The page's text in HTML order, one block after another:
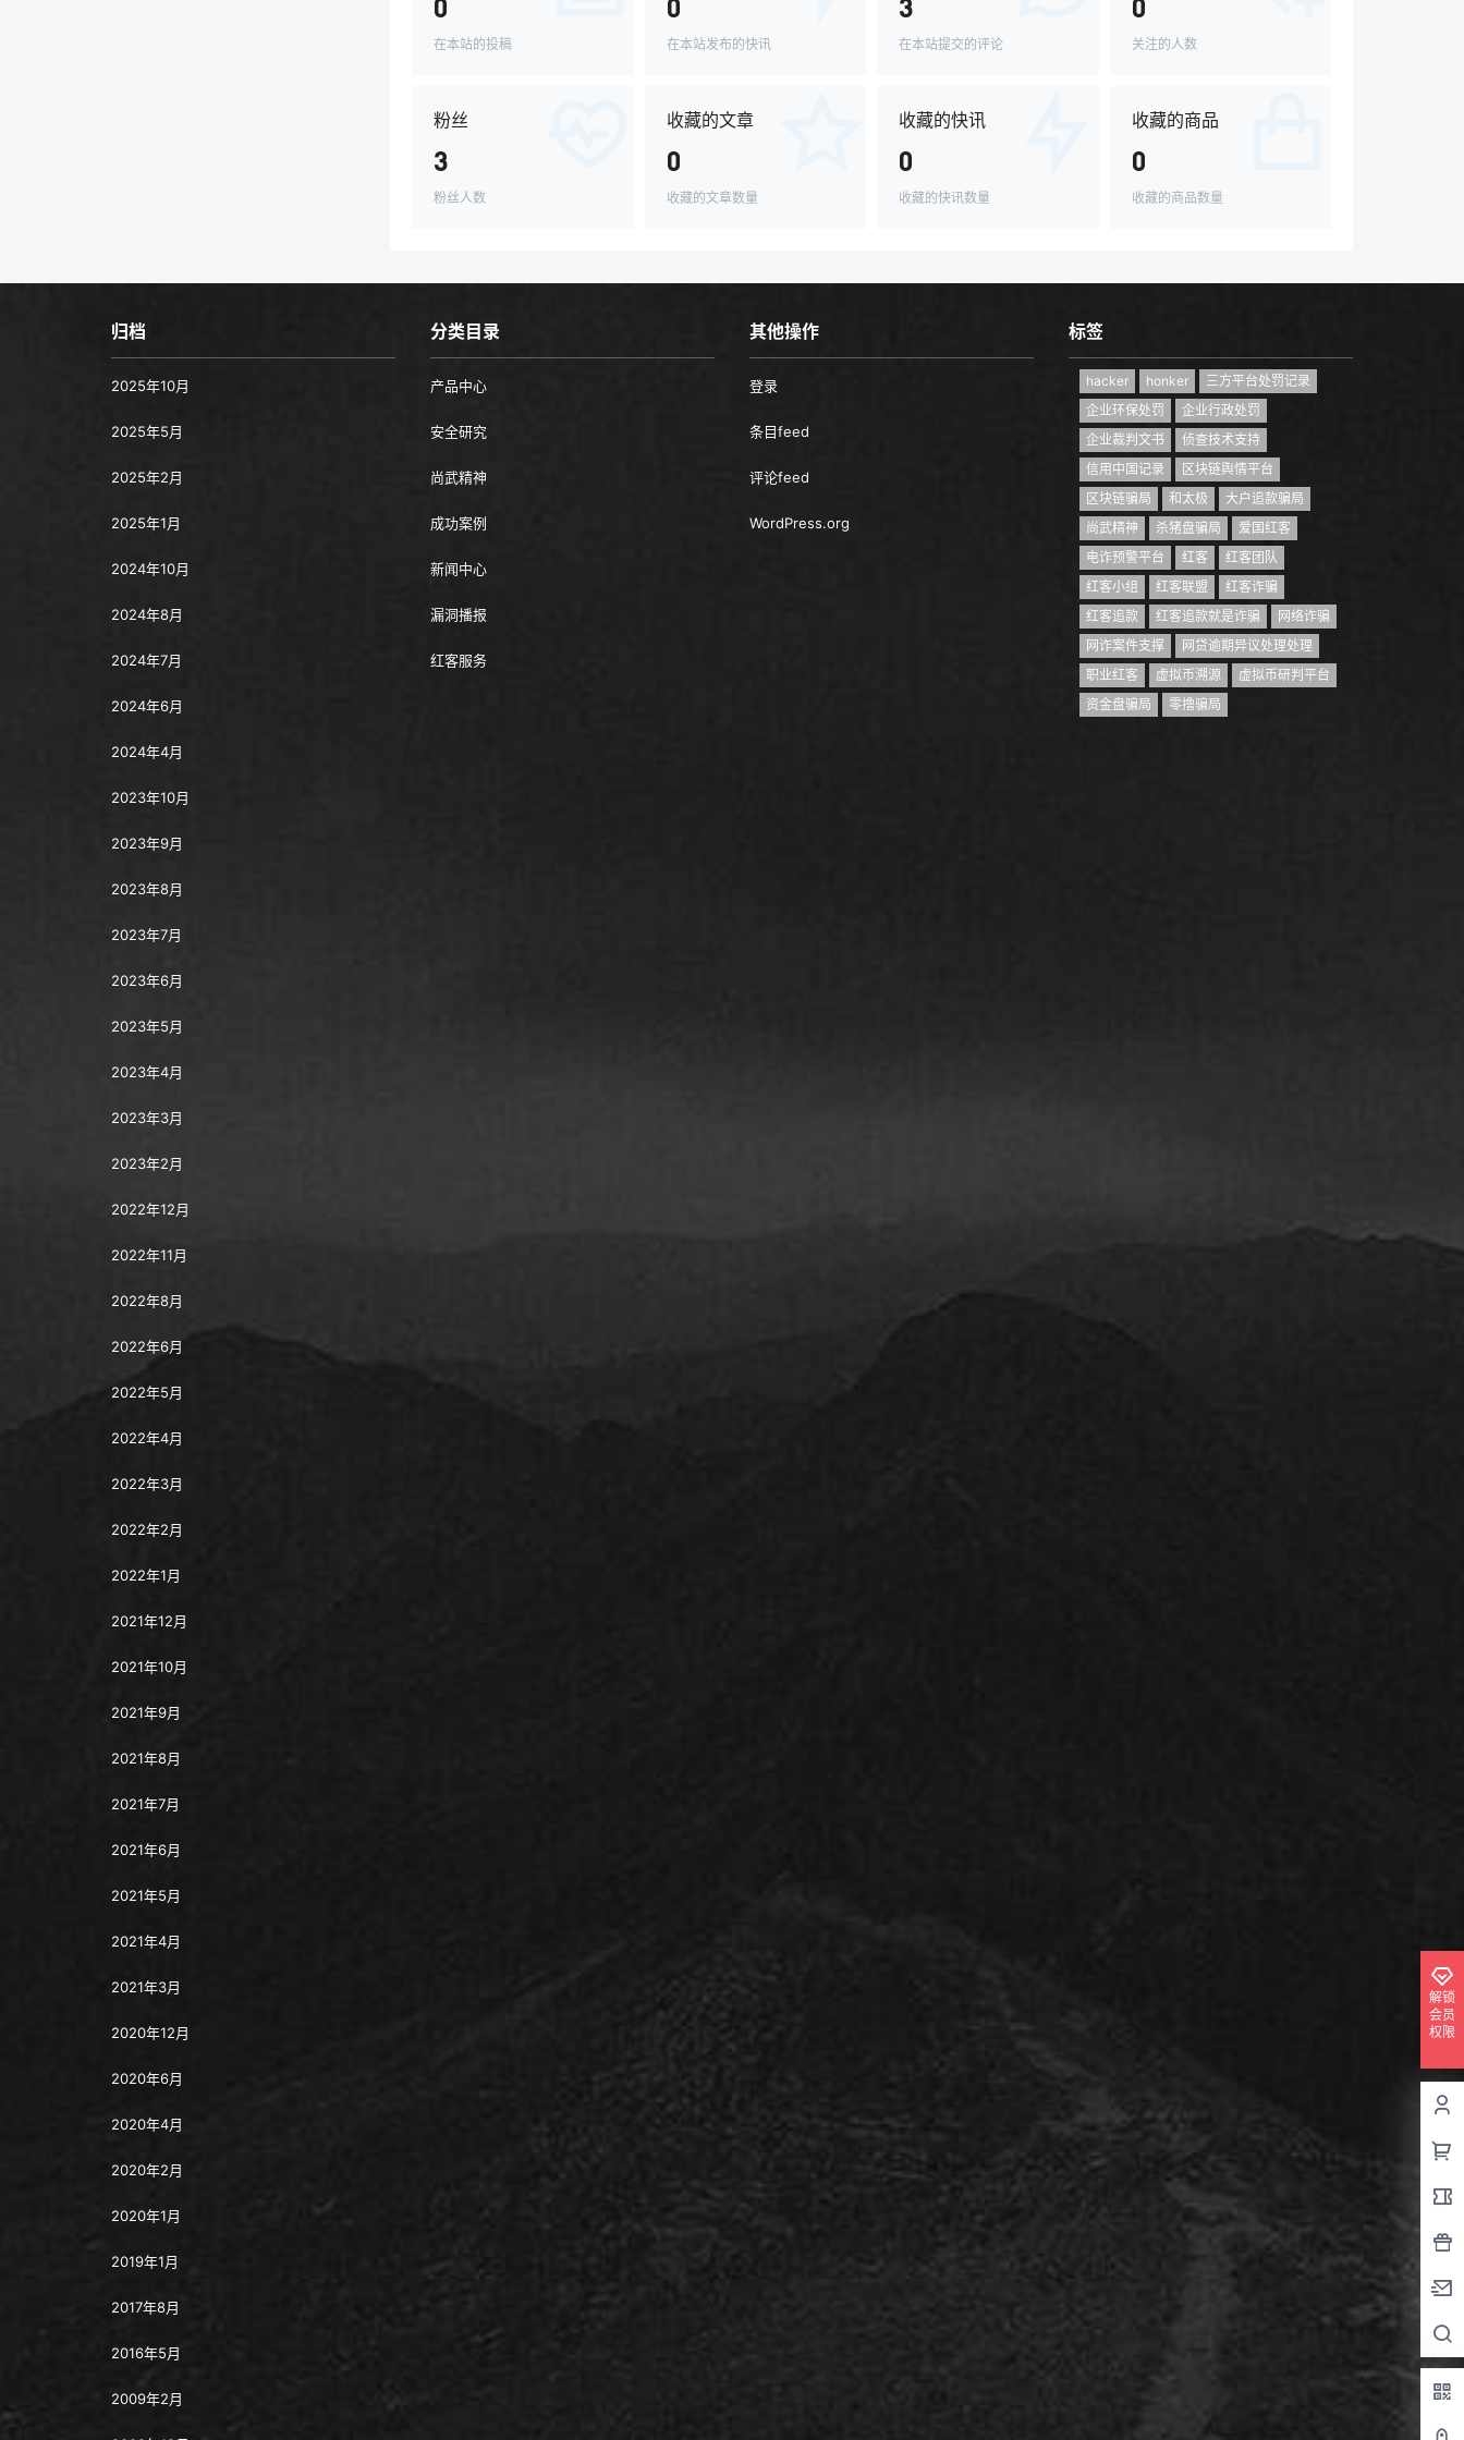
0
在本站的投稿
0
在本站发布的快讯
3
在本站提交的评论
0
关注的人数
粉丝
3
粉丝人数
收藏的文章
0
收藏的文章数量
收藏的快讯
0
收藏的快讯数量
收藏的商品
0
收藏的商品数量
解锁
会员
权限
归档
2025年10月
2025年5月
2025年2月
2025年1月
2024年10月
2024年8月
2024年7月
2024年6月
2024年4月
2023年10月
2023年9月
2023年8月
2023年7月
2023年6月
2023年5月
2023年4月
2023年3月
2023年2月
2022年12月
2022年11月
2022年8月
2022年6月
2022年5月
2022年4月
2022年3月
2022年2月
2022年1月
2021年12月
2021年10月
2021年9月
2021年8月
2021年7月
2021年6月
2021年5月
2021年4月
2021年3月
2020年12月
2020年6月
2020年4月
2020年2月
2020年1月
2019年1月
2017年8月
2016年5月
2009年2月
分类目录
产品中心
安全研究
尚武精神
成功案例
新闻中心
漏洞播报
红客服务
其他操作
登录
条目feed
评论feed
WordPress.org
标签
hacker honker
三方平台处罚记录
企业环保处罚
企业行政处罚
企业裁判文书
侦查技术支持
信用中国记录
区块链舆情平台
区块链骗局
和太极
大户追款骗局
尚武精神
杀猪盘骗局
爱国红客
电诈预警平台
红客
红客团队
红客小组
红客联盟
红客诈骗
红客追款
红客追款就是诈骗
网络诈骗
网诈案件支撑
网贷逾期异议处理处理
职业红客
虚拟币溯源
虚拟币研判平台
资金盘骗局
零撸骗局